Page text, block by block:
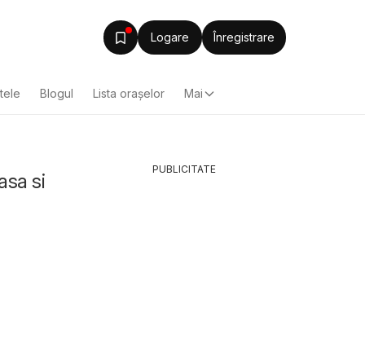
Logare Înregistrare
Blogul Lista oraşelor Mai
si
PUBLICITATE